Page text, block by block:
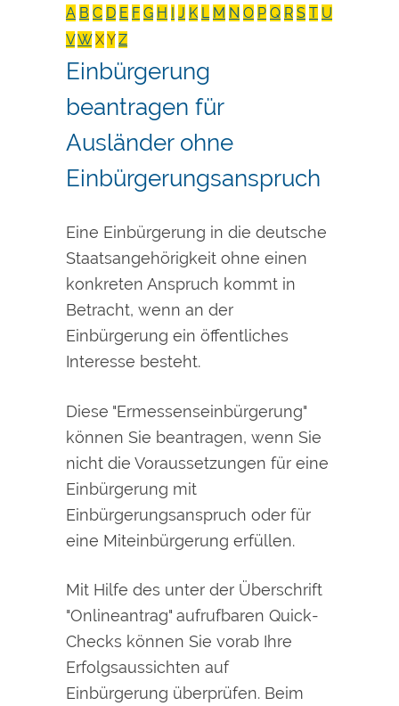
A B C D E F G H I J K L M N O P Q R S T U
VW XY Z
Einbürgerung
beantragen für
Ausländer ohne
Einbürgerungsanspruch
Eine Einbürgerung in die deutsche
Staatsangehörigkeit ohne einen
konkreten Anspruch kommt in
Betracht, wenn an der
Einbürgerung ein öffentliches
Interesse besteht.
Diese "Ermessenseinbürgerung"
können Sie beantragen, wenn Sie
nicht die Voraussetzungen für eine
Einbürgerung mit
Einbürgerungsanspruch oder für
eine Miteinbürgerung erfüllen.
Mit Hilfe des unter der Überschrift
"Onlineantrag" aufrufbaren Quick-
Checks können Sie vorab Ihre
Erfolgsaussichten auf
Einbürgerung überprüfen. Beim